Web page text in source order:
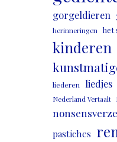
gorgeldieren
herinneringen het
kinderen
liederen liedjes
Nederland Vertaalt
pastiches